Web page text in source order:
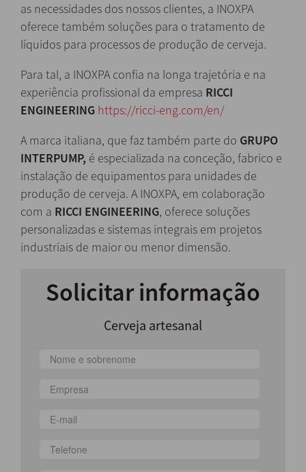
as necessidades dos nossos clientes, a INOXPA
oferece também soluções para o tratamento de
líquidos para processos de produção de cerveja.
Para tal, a INOXPA confia na longa trajetória e na
experiência profissional da empresa RICCI
ENGINEERING https://ricci-eng.com/en/
A marca italiana, que faz também parte do GRUPO
INTERPUMP, é especializada na conceção, fabrico e
instalação de equipamentos para unidades de
produção de cerveja. A INOXPA, em colaboração
com a RICCI ENGINEERING, oferece soluções
personalizadas e sistemas integrais em projetos
industriais de maior ou menor dimensão.
Solicitar informação
Cerveja artesanal